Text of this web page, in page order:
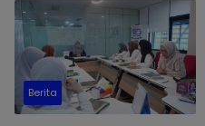
Pameran UMKM dan Bazar
Emas
Berita